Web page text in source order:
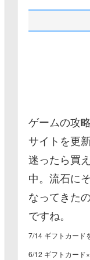
ゲームの攻
サイトを更
迷ったら買
中。流石に
なってきた
ですね。
7/14 ギフトカード
6/12 ギフトカード